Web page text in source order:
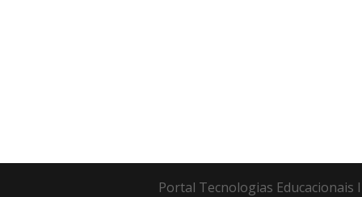
Portal Tecnologias Educacionais